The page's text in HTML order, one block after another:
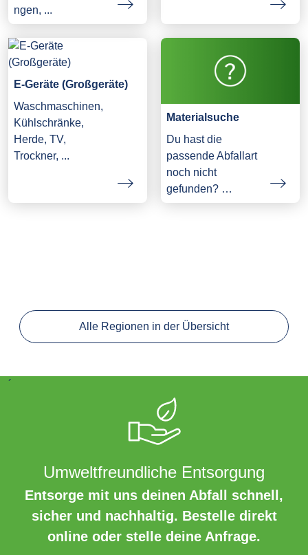
ngen, ...
E-Geräte (Großgeräte)
Waschmaschinen,
Kühlschränke,
Herde, TV,
Trockner, ...
Materialsuche
Du hast die
passende Abfallart
noch nicht
gefunden? …
Alle Regionen in der Übersicht
´
Umweltfreundliche Entsorgung
Entsorge mit uns deinen Abfall schnell,
sicher und nachhaltig. Bestelle direkt
online oder stelle deine Anfrage.